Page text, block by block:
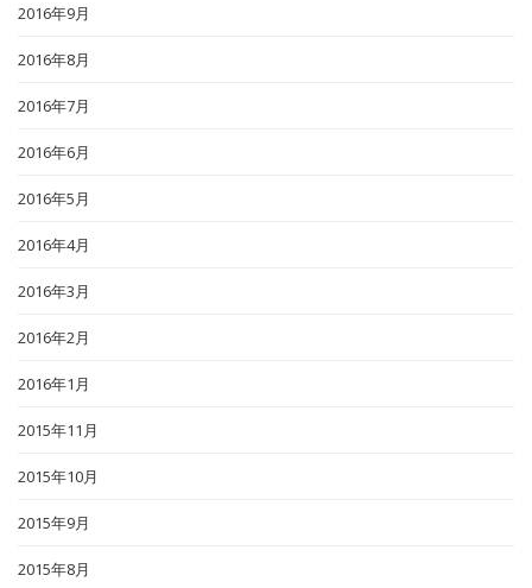
2016年9月
2016年8月
2016年7月
2016年6月
2016年5月
2016年4月
2016年3月
2016年2月
2016年1月
2015年11月
2015年10月
2015年9月
2015年8月